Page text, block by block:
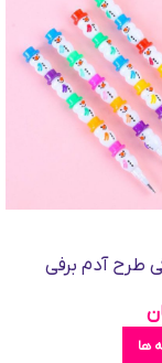
طرح آدم برفی
ها